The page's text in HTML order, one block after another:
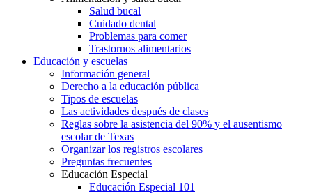
Salud bucal
Cuidado dental
Problemas para comer
Trastornos alimentarios
Educación y escuelas
Información general
Derecho a la educación pública
Tipos de escuelas
Las actividades después de clases
Reglas sobre la asistencia del 90% y el ausentismo
escolar de Texas
Organizar los registros escolares
Preguntas frecuentes
Educación Especial
Educación Especial 101